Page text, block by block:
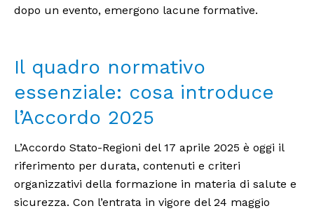
dopo un evento, emergono lacune formative.
Il quadro normativo
essenziale: cosa introduce
l’Accordo 2025
L’Accordo Stato-Regioni del 17 aprile 2025 è oggi il
riferimento per durata, contenuti e criteri
organizzativi della formazione in materia di salute e
sicurezza. Con l’entrata in vigore del 24 maggio